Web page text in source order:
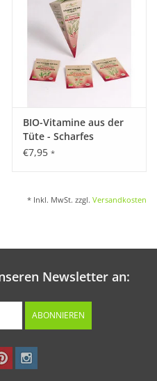
BIO-Vitamine aus der
Tüte - Scharfes
Radieschen
€7,95 *
* Inkl. MwSt. zzgl. Versandkosten
Newsletter an:
ABONNIEREN